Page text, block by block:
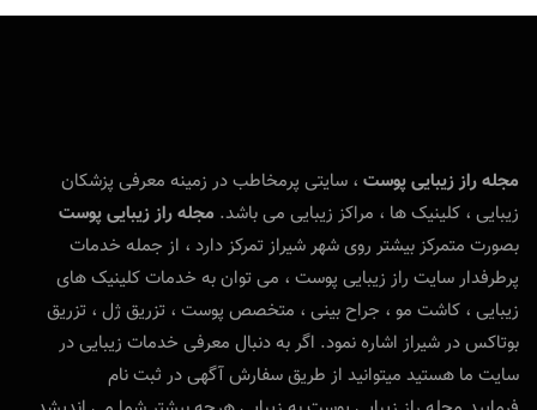
مجله راز زیبایی پوست ، سایتی پرمخاطب در زمینه معرفی پزشکان
زیبایی ، کلینیک ها ، مراکز زیبایی می باشد. مجله راز زیبایی پوست
بصورت متمرکز بیشتر روی شهر شیراز تمرکز دارد ، از جمله خدمات
پرطرفدار سایت راز زیبایی پوست ، می توان به خدمات کلینیک های
زیبایی ، کاشت مو ، جراح بینی ، متخصص پوست ، تزریق ژل ، تزریق
بوتاکس در شیراز اشاره نمود. اگر به دنبال معرفی خدمات زیبایی در
سایت ما هستید میتوانید از طریق سفارش آگهی در ثبت نام